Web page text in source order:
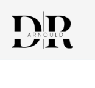
contenu